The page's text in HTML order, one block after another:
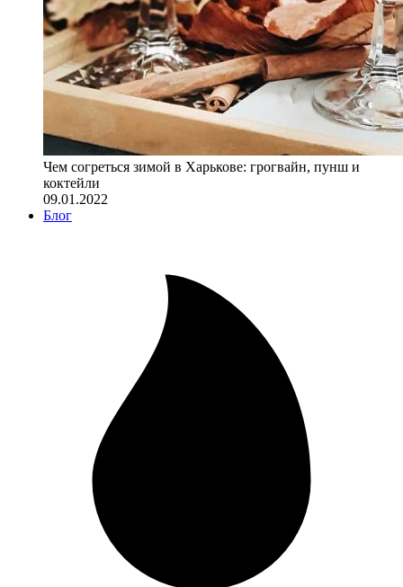
Чем согреться зимой в Харькове: грогвайн, пунш и
коктейли
09.01.2022
Блог